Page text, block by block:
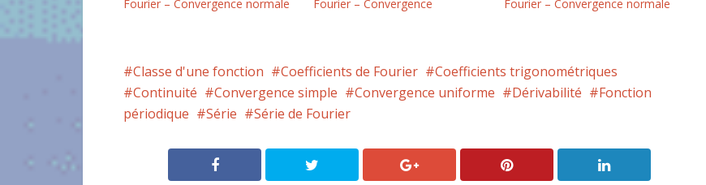
Fourier – Convergence normale
Fourier – Convergence
Fourier – Convergence normale
Classe d'une fonction Coefficients de Fourier
Coefficients trigonométriques
Continuité
Convergence simple Convergence uniforme Dérivabilité
Fonction
périodique
Série Série de Fourier